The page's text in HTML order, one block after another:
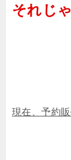
それじ
現在、予約